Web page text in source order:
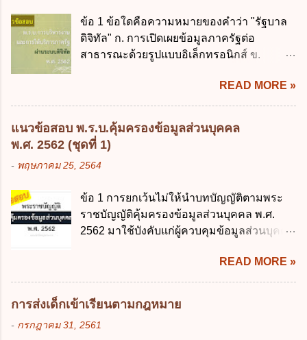
โปร่งใสและตรวจสอบได้ ข้อ 4. พระราช
บัญญัติวิธีการงบประมาณ พ.ศ. 2561 บัญญัติ
ให้การบริหา...
กฎหมายที่ให้จัดเก็บภาษีอากรหรือค่า
ธรรมเนียมเพิ่มขึ้นจากที่กำหนดไว้ในกฎหมาย
เพื่อการนำไปใช้จ่ายตามวัตถุประสงค์หรือเพื่อ
ข้อใด ก. เป็นไปตามความต้องการของชุมชน
ข. เพื่อป็นรายได้ขององค์กรปกครองส่วนท้อง
ถิ่น ค. มีเหตุจำเป็นหรือเหตุฉุกเฉินที่มิอาจหลีก
เลี่ยงได้ ง. สอดคล้องกับยุทธศาสตร์ชาติ ข้อ 4
ประกอบการพิจารณาในเรื่องต่อไปนี้ ยกเว้น
ข้อใด ก. การจัดเก็บหรือหารายได้ ข. การ
จัดสรรงบประมาณรายจ่าย ค. การจัดทำงบ
ข้อ 1 ข้อใดคือความหมายของคำว่า "รัฐบาล
ดิจิทัล" ก. การเปิดเผยข้อมูลภาครัฐต่อ
สาธารณะด้วยรูปแบบอิเล็กทรอนิกส์ ข.
การบริหารงาน การให้บริการ การบูรณาการ
ข้อมูลภาครัฐ ค. วิธีการนำสัญลักษณ์ศูนย์และ
หนึ่ง เพื่อใช้สร้างระบบต่าง ๆ ง. สำนักงาน
พัฒนารัฐบาลดิจิทัล (องค์การมหาชน) ข้อ 2
การบริหารงานภาครัฐและการจัดทำบริการ
สาธารณะผ่านระบบดิจิทัล ต้องมีวัตถุประสงค์
ดิจิทัลอย่างคุ้มค่าและเต็มศักยภาพ ข. พัฒนา
โครงสร้างพื้นฐานด้านดิจิทัลที่จำเป็นให้เป็นไป
ตามมาตรฐานสากล ค. พัฒนาการเชื่อมโยง
จ่ายงบประมาณให้เกิดความคุ้มค่าและเป็นไป
ตามเป้าหมาย ข้อ 3 ข้อใดกล่าวได้ถูกต้องที่สุด
เกี่ยวกับ "แผนพัฒนารัฐบาลดิจิทัล" ก. เป็นธร
READ MORE »
แนวข้อสอบ พ.ร.บ.คุ้มครองข้อมูลส่วนบุคคล
พ.ศ. 2562 (ชุดที่ 1)
- พฤษภาคม 25, 2564
ข้อ 1 การยกเว้นไม่ให้นำบทบัญญัติตามพระ
ราชบัญญัติคุ้มครองข้อมูลส่วนบุคคล พ.ศ.
2562 มาใช้บังคับแก่ผู้ควบคุมข้อมูลส่วนบุคคล
ข. พระราชกำหนด ค. พระราชกฤษฎีกา ง. กฎ
กระทรวง ข้อ 2 กฎหมายตามข้อ 1 กำหนด
หน่วยงานและกิจการใดที่ผู้ควบคุมข้อมูลส่วน
บุคคลไม่อยู่ในบังคับพระราชบัญญัติคุ้มครอง
ข้อมูลส่วนบุคคล พ.ศ. 2562 ก. หน่วยงานของ
READ MORE »
การส่งเด็กเข้าเรียนตามกฎหมาย
- กรกฎาคม 31, 2561